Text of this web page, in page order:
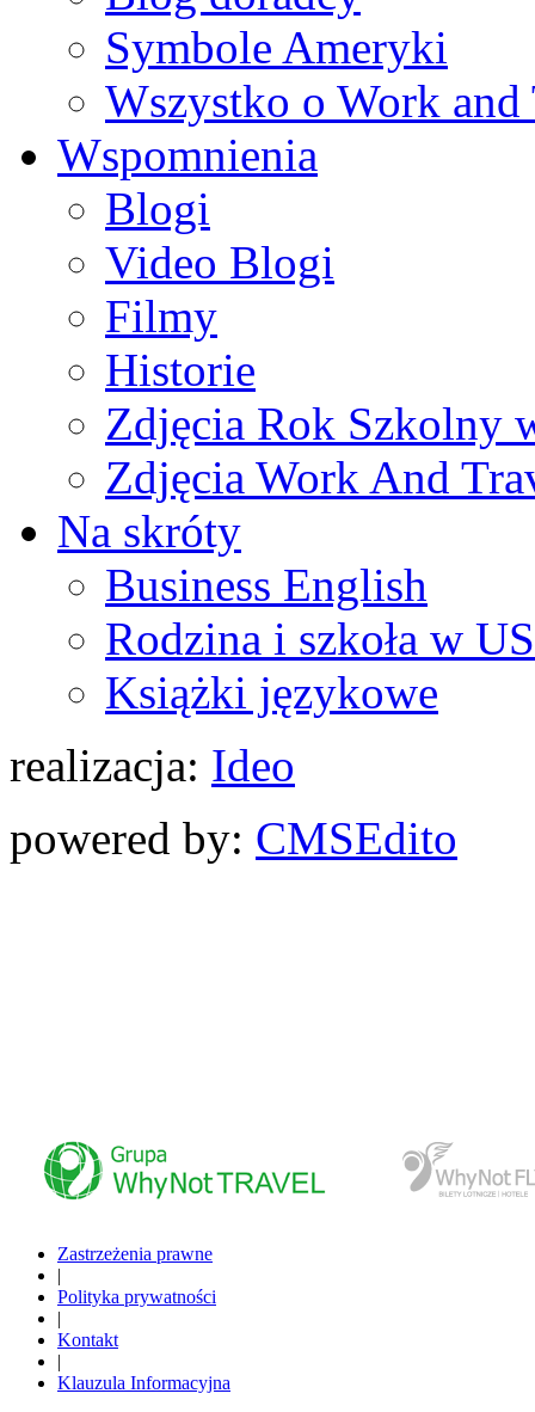
Symbole Ameryki
Wszystko o Work and
Wspomnienia
Blogi
Video Blogi
Filmy
Historie
Zdjęcia Rok Szkolny
Zdjęcia Work And
Na skróty
Business English
Rodzina i szkoła w
Książki językowe
realizacja: Ideo
powered by: CMSEdito
Zastrzeżenia prawne
|
Polityka prywatności
|
Kontakt
|
Klauzula Informacyjna